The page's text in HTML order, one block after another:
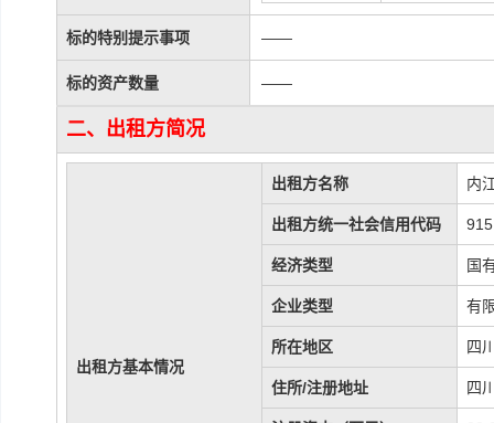
标的特别提示事项 ——
标的资产数量 ——
二、出租方简况
出租方基本情况
出租方名称 内
出租方统一社会信用代码
经济类型 国
企业类型 有
所在地区 四
住所/注册地址 四